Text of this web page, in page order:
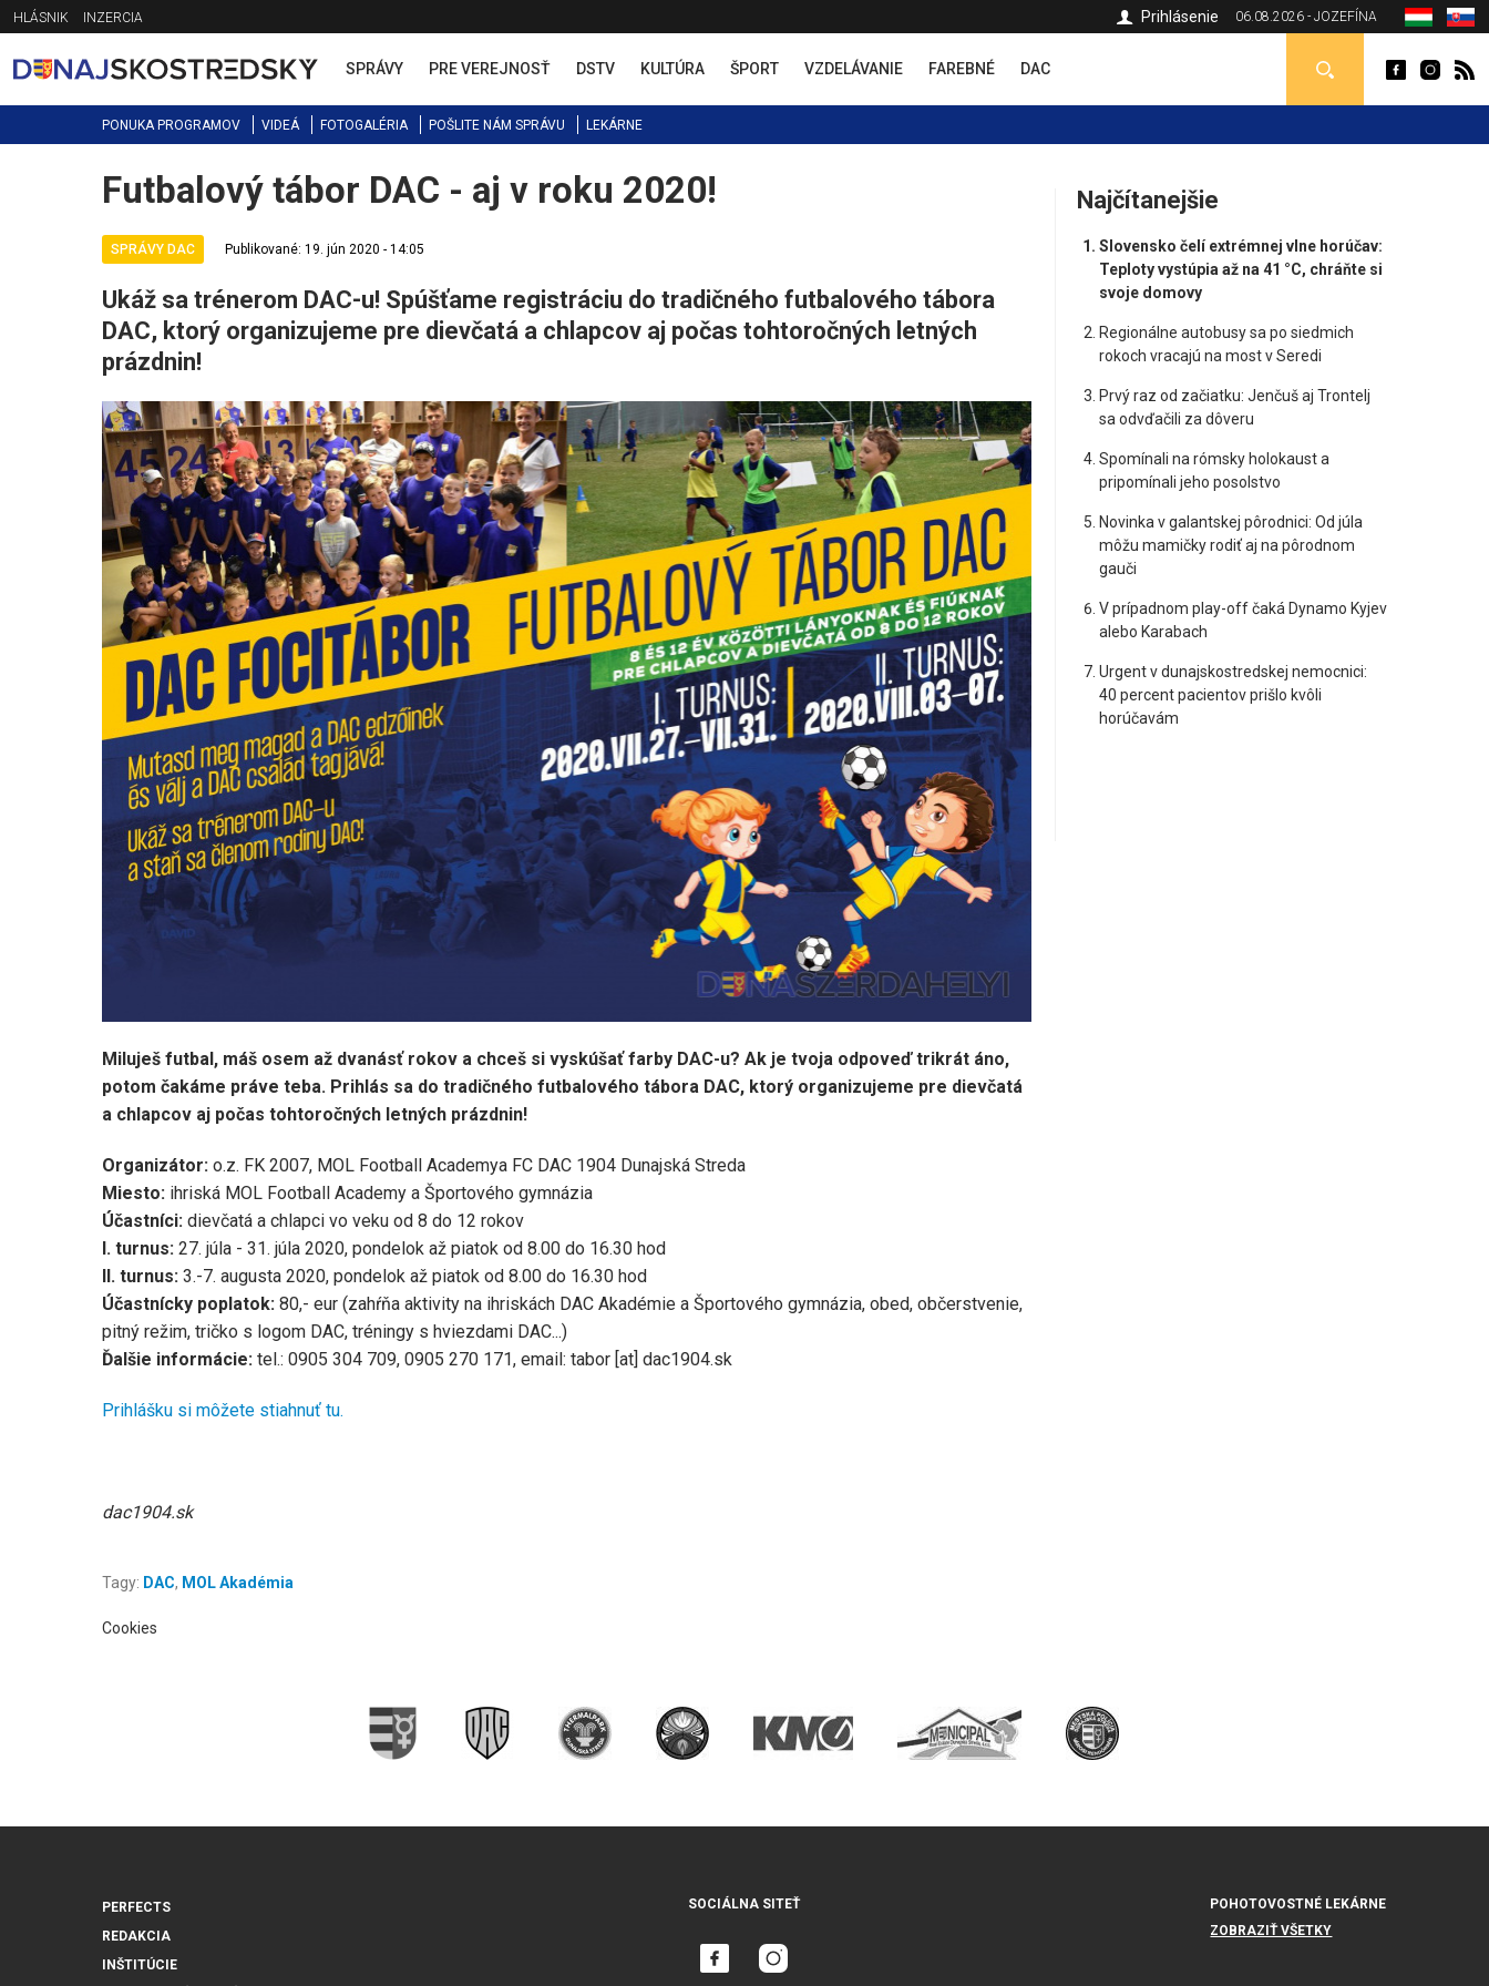
Jump
to
navigation
HLÁSNIK INZERCIA 06.08.2026 - JOZEFÍNA
Prihlásenie
SPRÁVY PRE VEREJNOSŤ DSTV KULTÚRA ŠPORT VZDELÁVANIE FAREBNÉ DAC
PONUKA PROGRAMOV VIDEÁ FOTOGALÉRIA POŠLITE NÁM SPRÁVU LEKÁRNE
Back
to
Futbalový tábor DAC - aj v roku 2020!
SPRÁVY DAC Publikované: 19. jún 2020 - 14:05
Ukáž sa trénerom DAC-u! Spúšťame registráciu do tradičného futbalového tábora
DAC, ktorý organizujeme pre dievčatá a chlapcov aj počas tohtoročných letných
prázdnin!
Miluješ futbal, máš osem až dvanásť rokov a chceš si vyskúšať farby DAC-u? Ak je tvoja odpoveď trikrát áno,
potom čakáme práve teba. Prihlás sa do tradičného futbalového tábora DAC, ktorý organizujeme pre dievčatá
a chlapcov aj počas tohtoročných letných prázdnin!
Organizátor:o.z. FK 2007, MOL Football Academya FC DAC 1904 Dunajská Streda
Miesto:ihriská MOL Football Academy a Športového gymnázia
Účastníci:dievčatá a chlapci vo veku od 8 do 12 rokov
I. turnus:27. júla - 31. júla 2020, pondelok až piatok od 8.00 do 16.30 hod
II. turnus:3.-7. augusta 2020, pondelok až piatok od 8.00 do 16.30 hod
Účastnícky poplatok:80,- eur (zahŕňa aktivity na ihriskách DAC Akadémie a Športového gymnázia, obed, občerstvenie,
pitný režim, tričko s logom DAC, tréningy s hviezdami DAC...)
Ďalšie informácie:tel.: 0905 304 709, 0905 270 171, email: tabor[at] dac1904.sk
Prihlášku si môžete stiahnuť tu.
dac1904.sk
Tagy: DAC, MOL Akadémia
Cookies
Najčítanejšie
Slovensko čelí extrémnej vlne horúčav:
Teploty vystúpia až na 41 °C, chráňte si
svoje domovy
Regionálne autobusy sa po siedmich
rokoch vracajú na most v Seredi
Prvý raz od začiatku: Jenčuš aj Trontelj
sa odvďačili za dôveru
Spomínali na rómsky holokaust a
pripomínali jeho posolstvo
Novinka v galantskej pôrodnici: Od júla
môžu mamičky rodiť aj na pôrodnom
gauči
V prípadnom play-off čaká Dynamo Kyjev
alebo Karabach
Urgent v dunajskostredskej nemocnici:
40 percent pacientov prišlo kvôli
horúčavám
PERFECTS
REDAKCIA
INŠTITÚCIE
SOCIÁLNA SITEŤ
POHOTOVOSTNÉ LEKÁRNE
ZOBRAZIŤ VŠETKY